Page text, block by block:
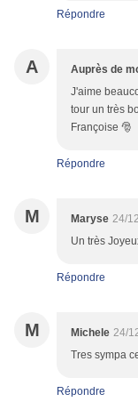
Répondre
A Auprès de
J'aime
tour un très
Françoise 🎅
Répondre
M Maryse 24/
Un très
Répondre
M Michele 24/
Tres sympa
Répondre